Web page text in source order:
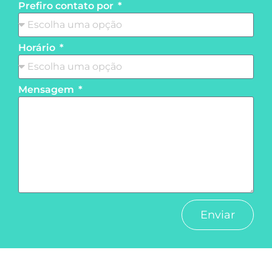
Prefiro contato por
Horário
Mensagem
Enviar